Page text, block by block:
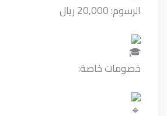
الرسوم: 20,000 ريال
خصومات خاصة: